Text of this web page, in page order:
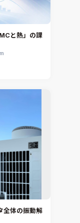
と熱」の課
全体の振動解